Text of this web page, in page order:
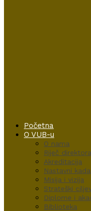
Početna
O VUB-u
O nama
Riječ direktora
Akreditacija
Nastavni
Misija i vizija
Strateški
Diplome i
Biblioteka